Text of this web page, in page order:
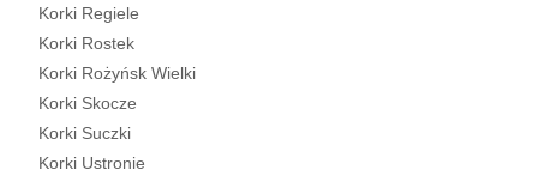
Korki Regiele
Korki Rostek
Korki Rożyńsk Wielki
Korki Skocze
Korki Suczki
Korki Ustronie